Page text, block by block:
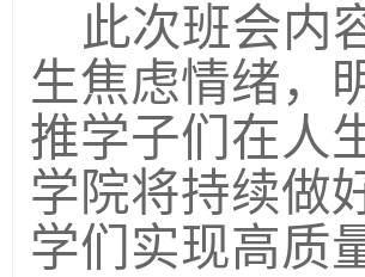
此次班会内
生焦虑情绪，
推学子们在人
学院将持续做
学们实现高质